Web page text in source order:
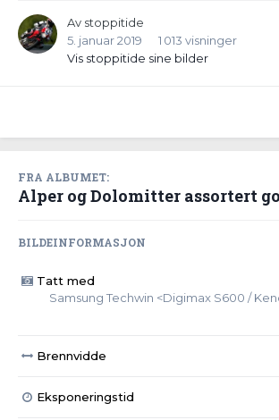
Av stoppitide
5. januar 2019
1 013 visninger
Vis stoppitide sine bilder
FRA ALBUMET:
Alper og Dolomitter assortert
BILDEINFORMASJON
Tatt med
Samsung Techwin <Digimax S600 /
Brennvidde
Eksponeringstid